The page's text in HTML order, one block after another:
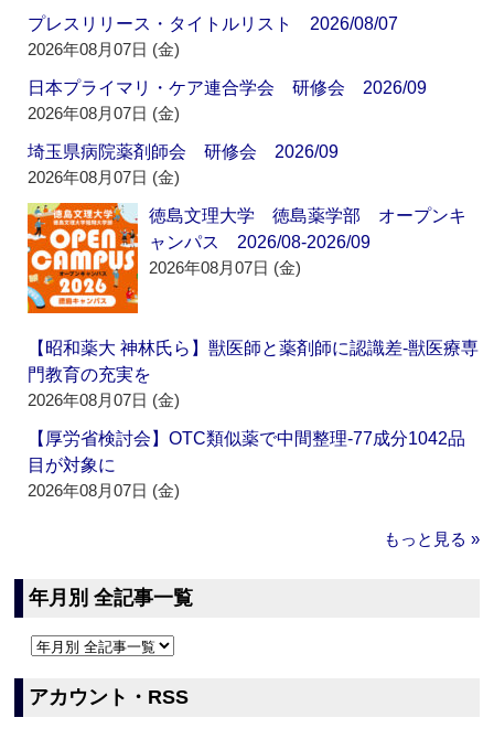
プレスリリース・タイトルリスト 2026/08/07
2026年08月07日 (金)
日本プライマリ・ケア連合学会 研修会 2026/09
2026年08月07日 (金)
埼玉県病院薬剤師会 研修会 2026/09
2026年08月07日 (金)
徳島文理大学 徳島薬学部 オープンキ
ャンパス 2026/08-2026/09
2026年08月07日 (金)
【昭和薬大 神林氏ら】獣医師と薬剤師に認識差‐獣医療専
門教育の充実を
2026年08月07日 (金)
【厚労省検討会】OTC類似薬で中間整理‐77成分1042品
目が対象に
2026年08月07日 (金)
もっと見る »
年月別 全記事一覧
アカウント・RSS